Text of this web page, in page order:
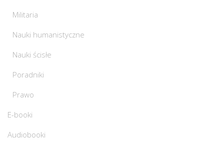
Militaria
Nauki humanistyczne
Nauki ścisłe
Poradniki
Prawo
E-booki
Audiobooki